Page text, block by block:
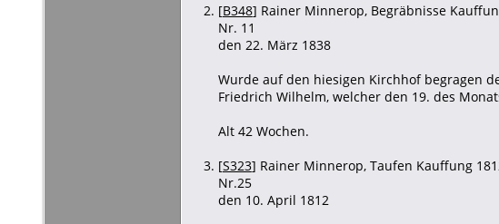
[B348] Rainer Minnerop, Begräbnisse
Nr. 11
den 22. März 1838
Wurde auf den hiesigen Kirchhof begragen
Friedrich Wilhelm, welcher den 19. des
Alt 42 Wochen.
[S323] Rainer Minnerop, Taufen Kauffung
Nr.25
den 10. April 1812